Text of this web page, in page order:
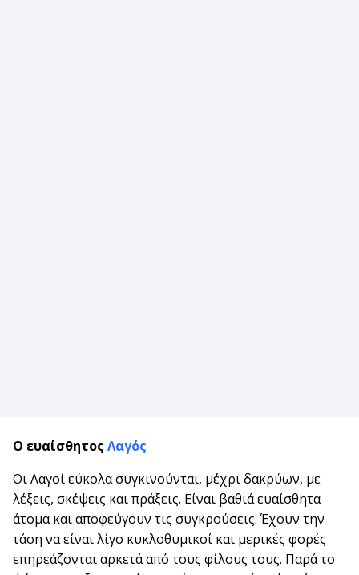
Ο ευαίσθητος Λαγός
Οι Λαγοί εύκολα συγκινούνται, μέχρι δακρύων, με
λέξεις, σκέψεις και πράξεις. Είναι βαθιά ευαίσθητα
άτομα και αποφεύγουν τις συγκρούσεις. Έχουν την
τάση να είναι λίγο κυκλοθυμικοί και μερικές φορές
επηρεάζονται αρκετά από τους φίλους τους. Παρά το